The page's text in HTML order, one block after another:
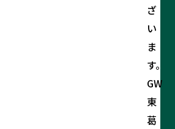
ざ
い
ま
す。
GW
東
葛